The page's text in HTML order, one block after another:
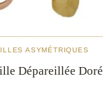
ASYMÉTRIQUES
Dépareillée Doré